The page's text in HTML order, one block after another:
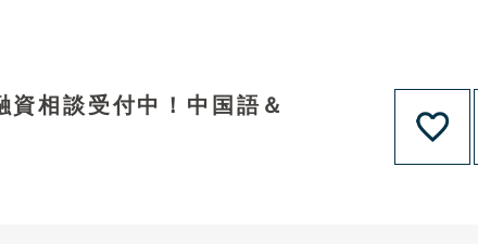
相談受付中！中国語＆